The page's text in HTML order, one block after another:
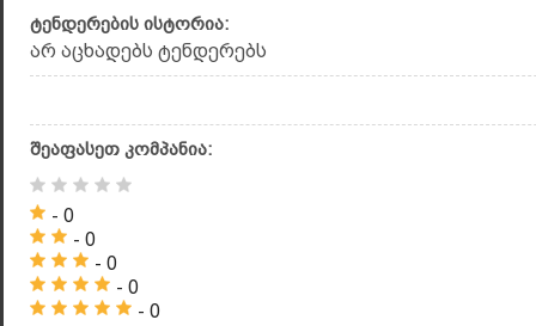
ტენდერების ისტორია:
არ აცხადებს ტენდერებს
შეაფასეთ კომპანია:
- 0
- 0
- 0
- 0
- 0